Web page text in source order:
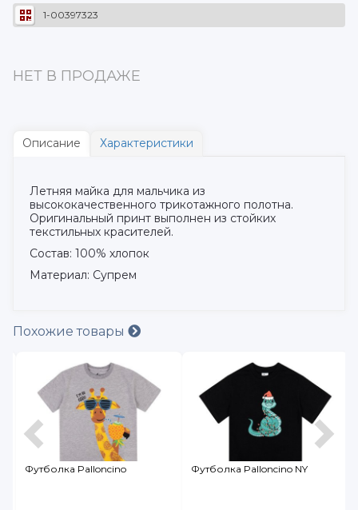
1-00397323
НЕТ В ПРОДАЖЕ
Описание Характеристики
Летняя майка для мальчика из
высококачественного трикотажного полотна.
Оригинальный принт выполнен из стойких
текстильных красителей.
Состав: 100% хлопок
Материал: Супрем
Похожие товары
Футболка Palloncino Футболка Palloncino NY